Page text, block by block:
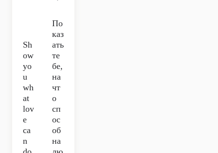
Sh
ow
yo
u
wh
at
lov
e
ca
n
По
каз
ать
те
бе,
на
чт
о
сп
ос
об
на